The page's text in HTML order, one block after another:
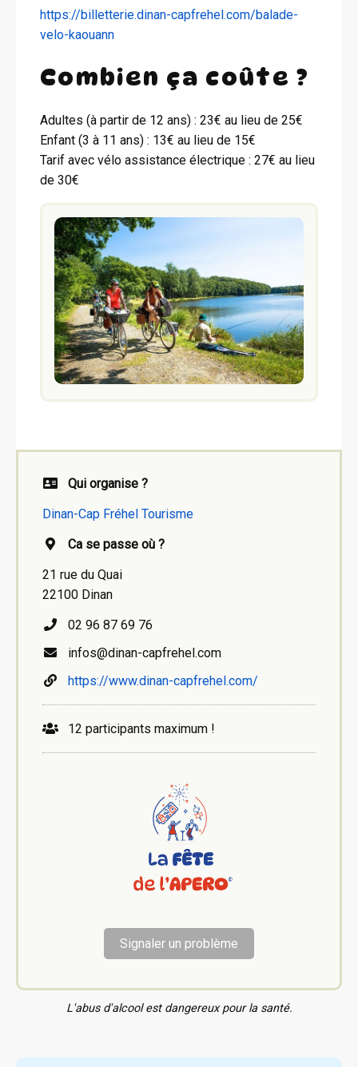
https://billetterie.dinan-capfrehel.com/balade-
velo-kaouann
Combien ça coûte ?
Adultes (à partir de 12 ans) : 23€ au lieu de 25€
Enfant (3 à 11 ans) : 13€ au lieu de 15€
Tarif avec vélo assistance électrique : 27€ au lieu
de 30€
Qui organise ?
Dinan-Cap Fréhel Tourisme
Ca se passe où ?
21 rue du Quai
22100 Dinan
02 96 87 69 76
infos@dinan-capfrehel.com
https://www.dinan-capfrehel.com/
12 participants maximum !
Signaler un problème
L'abus d'alcool est dangereux pour la santé.